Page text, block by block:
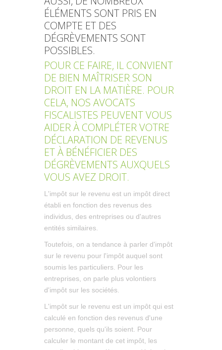
ÉLÉMENTS SONT PRIS EN
COMPTE ET DES
DÉGRÈVEMENTS SONT
POSSIBLES.
POUR CE FAIRE, IL CONVIENT
DE BIEN MAÎTRISER SON
DROIT EN LA MATIÈRE. POUR
CELA, NOS AVOCATS
FISCALISTES PEUVENT VOUS
AIDER À COMPLÉTER VOTRE
DÉCLARATION DE REVENUS
ET À BÉNÉFICIER DES
DÉGRÈVEMENTS AUXQUELS
VOUS AVEZ DROIT.
L'impôt sur le revenu est un impôt direct
établi en fonction des revenus des
individus, des entreprises ou d'autres
entités similaires.
Toutefois, on a tendance à parler d'impôt
sur le revenu pour l'impôt auquel sont
soumis les particuliers. Pour les
entreprises, on parle plus volontiers
d'impôt sur les sociétés.
L'impôt sur le revenu est un impôt qui est
calculé en fonction des revenus d'une
personne, quels qu'ils soient. Pour
calculer le montant de cet impôt, les